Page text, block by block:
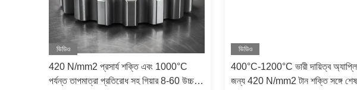
ভিডিও
420 N/mm2 প্রসার্য শক্তি এবং 1000°C
পর্যন্ত তাপমাত্রা প্রতিরোধ সহ গিয়ার 8-60 উচ্চ
ভিডিও
400°C-1200°C ভারী দায়িত্ব
জন্য 420 N/mm2 টান শক্তি সঙ্গে শেষ